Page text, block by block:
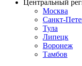
Центральный
Москва
Санкт-
Тула
Липецк
Воронеж
Тамбов